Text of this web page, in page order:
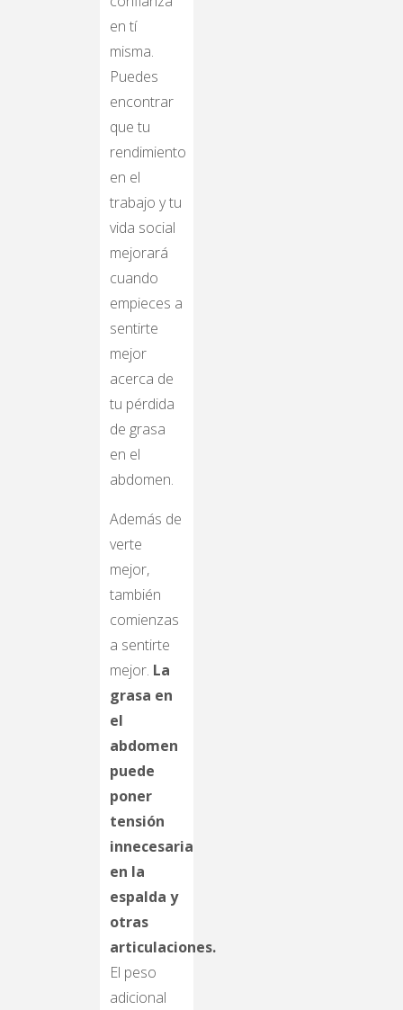
en tí
misma.
Puedes
encontrar
que tu
rendimiento
en el
trabajo y tu
vida social
mejorará
cuando
empieces a
sentirte
mejor
acerca de
tu pérdida
de grasa
en el
abdomen.
Además de
verte
mejor,
también
comienzas
a sentirte
mejor. La
grasa en
el
abdomen
puede
poner
tensión
innecesaria
en la
espalda y
otras
articulaciones.
El peso
adicional